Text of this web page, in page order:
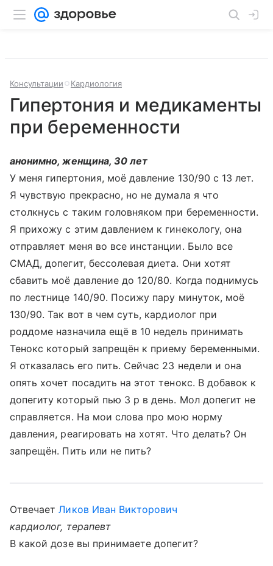
Консультации Кардиология
Гипертония и медикаменты
при беременности
анонимно, женщина, 30 лет
У меня гипертония, моё давление 130/90 с 13 лет.
Я чувствую прекрасно, но не думала я что
столкнусь с таким головняком при беременности.
Я прихожу с этим давлением к гинекологу, она
отправляет меня во все инстанции. Было все
СМАД, допегит, бессолевая диета. Они хотят
сбавить моё давление до 120/80. Когда поднимусь
по лестнице 140/90. Посижу пару минуток, моё
130/90. Так вот в чем суть, кардиолог при
роддоме назначила ещё в 10 недель принимать
Тенокс который запрещён к приему беременными.
Я отказалась его пить. Сейчас 23 недели и она
опять хочет посадить на этот тенокс. В добавок к
допегиту который пью 3 р в день. Мол допегит не
справляется. На мои слова про мою норму
давления, реагировать на хотят. Что делать? Он
запрещён. Пить или не пить?
ОтвечаетЛиков Иван Викторович
кардиолог, терапевт
В какой дозе вы принимаете допегит?